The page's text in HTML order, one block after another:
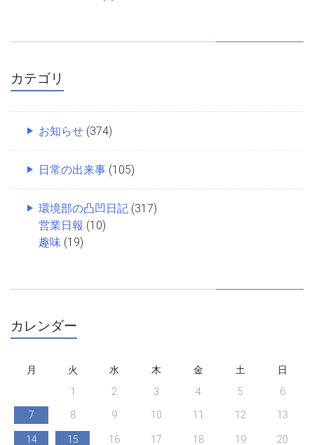
カテゴリ
お知らせ (374)
日常の出来事 (105)
環境部の凸凹日記 (317)
営業日報 (10)
趣味 (19)
カレンダー
月 火 水 木 金 土
日
1
2 3 4 5
6
7
8 9 10 11 12
13
14
15 16 17 18 19
20